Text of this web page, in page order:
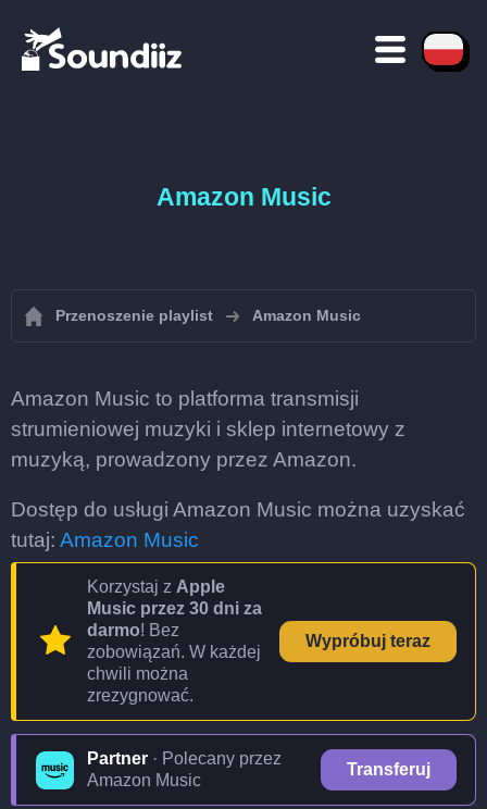
Amazon Music
Przenoszenie playlist Amazon Music
Amazon Music to platforma transmisji
strumieniowej muzyki i sklep internetowy z
muzyką, prowadzony przez Amazon.
Dostęp do usługi Amazon Music można uzyskać
tutaj: Amazon Music
Korzystaj z Apple
Music przez 30 dni za
darmo! Bez
zobowiązań. W każdej
chwili można
zrezygnować.
Wypróbuj teraz
Partner · Polecany przez
Amazon Music
Transferuj